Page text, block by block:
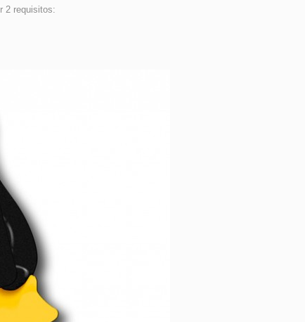
2 requisitos: